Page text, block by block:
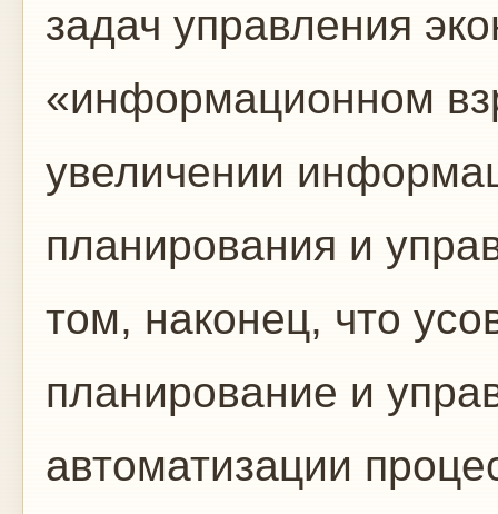
задач управления
«информационном
увеличении
планирования и
том, наконец, что
планирование и
автоматизации